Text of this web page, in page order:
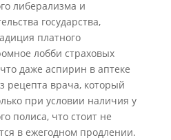
либерализма и
государства,
платного
лобби страховых
даже аспирин в аптеке
рецепта врача, который
при условии наличия у
полиса, что стоит не
в ежегодном продлении.